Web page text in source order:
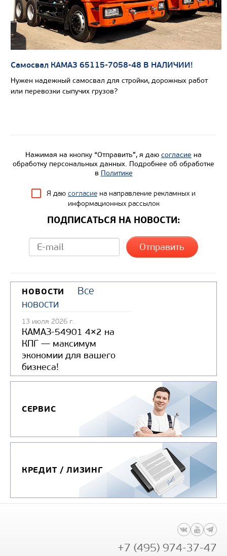
Производитель
Экологический класс
Колесная формула
Узнать цену
Самосвал КАМАЗ 65115-7058-48 В НАЛИЧИИ!
Нужен надежный самосвал для стройки, дорожных работ
или перевозки сыпучих грузов?
Нажимая на кнопку “Отправить”, я даю согласие на
обработку персональных данных. Подробнее об обработке
в Политике
Я даю согласие на направление рекламных и
информационных рассылок
ПОДПИСАТЬСЯ НА НОВОСТИ:
НОВОСТИ
Все
новости
13 июля 2026 г.
КАМАЗ-54901 4×2 на
КПГ — максимум
экономии для вашего
бизнеса!
СЕРВИС
КРЕДИТ / ЛИЗИНГ
+7 (495) 974-37-47